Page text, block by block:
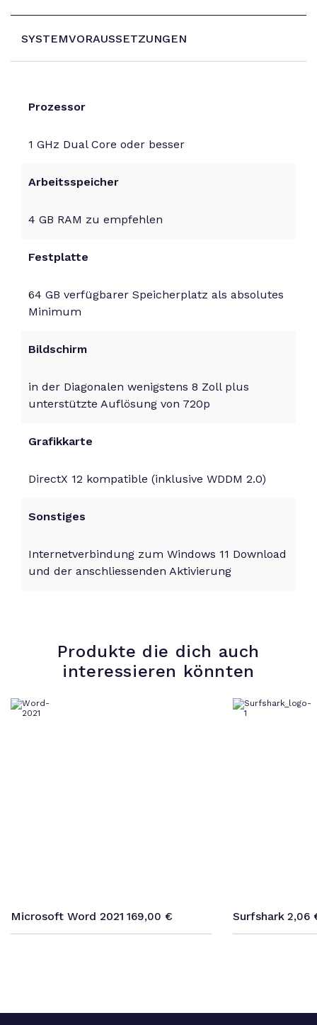
SYSTEMVORAUSSETZUNGEN
Prozessor
1 GHz Dual Core oder besser
Arbeitsspeicher
4 GB RAM zu empfehlen
Festplatte
64 GB verfügbarer Speicherplatz als absolutes
Minimum
Bildschirm
in der Diagonalen wenigstens 8 Zoll plus
unterstützte Auflösung von 720p
Grafikkarte
DirectX 12 kompatible (inklusive WDDM 2.0)
Sonstiges
Internetverbindung zum Windows 11 Download
und der anschliessenden Aktivierung
Produkte die dich auch
interessieren könnten
Microsoft Word 2021 169,00 € Surfshark 2,06